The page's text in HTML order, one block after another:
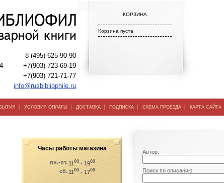
8 (495) 625-90-90
+7(903) 723-69-19
+7(903) 721-71-77
info@rusbibliophile.ru
КОРЗИНА
Корзина пуста
| УСЛОВИЯ ОПЛАТЫ | ДОСТАВКА | ПОДПИСКА | СХЕМА ПРОЕЗДА | КАРТА САЙТА
Часы работы магазина
пн.-пт.1100 - 1900
сб.1100 - 1700
Автор:
Поиск по описанию: